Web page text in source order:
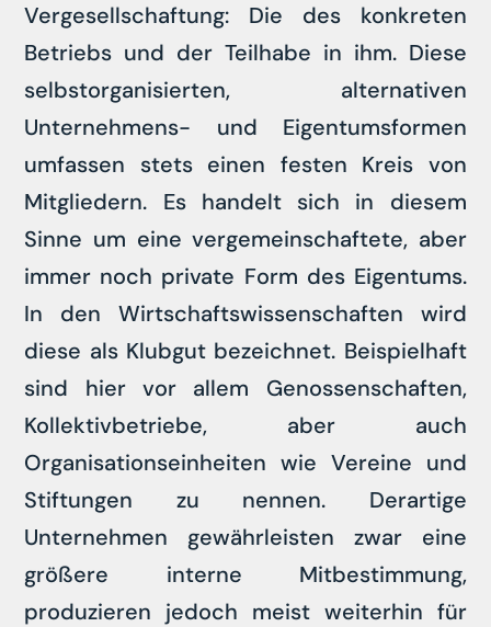
Vergesellschaftung: Die des konkreten
Betriebs und der Teilhabe in ihm. Diese
selbstorganisierten, alternativen
Unternehmens- und Eigentumsformen
umfassen stets einen festen Kreis von
Mitgliedern. Es handelt sich in diesem
Sinne um eine vergemeinschaftete, aber
immer noch private Form des Eigentums.
In den Wirtschaftswissenschaften wird
diese als Klubgut bezeichnet. Beispielhaft
sind hier vor allem Genossenschaften,
Kollektivbetriebe, aber auch
Organisationseinheiten wie Vereine und
Stiftungen zu nennen. Derartige
Unternehmen gewährleisten zwar eine
größere interne Mitbestimmung,
produzieren jedoch meist weiterhin für